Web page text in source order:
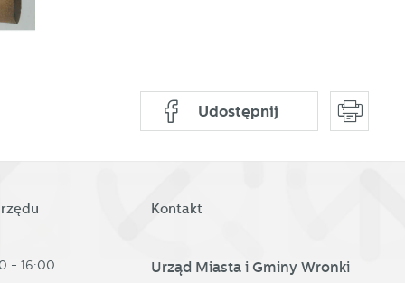
Udostępnij
- 16:00
Kontakt
Urząd Miasta i Gminy Wronki